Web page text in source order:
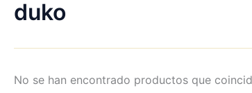
duko
No se han encontrado productos que